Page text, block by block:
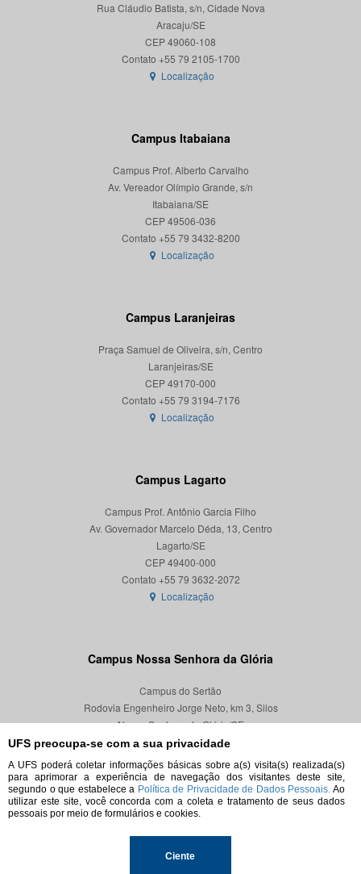
UFS preocupa-se com a sua privacidade
A UFS poderá coletar informações básicas sobre a(s) visita(s) realizada(s)
para aprimorar a experiência de navegação dos visitantes deste site,
segundo o que estabelece a Política de Privacidade de Dados Pessoais. Ao
utilizar este site, você concorda com a coleta e tratamento de seus dados
pessoais por meio de formulários e cookies.
Ciente
Rua Cláudio Batista, s/n, Cidade Nova
Aracaju/SE
CEP 49060-108
Localização
Campus Itabaiana
Campus Prof. Alberto Carvalho
Av. Vereador Olímpio Grande, s/n
Itabaiana/SE
CEP 49506-036
Localização
Campus Laranjeiras
Praça Samuel de Oliveira, s/n, Centro
Laranjeiras/SE
CEP 49170-000
Localização
Campus Lagarto
Campus Prof. Antônio Garcia Filho
Av. Governador Marcelo Déda, 13, Centro
Lagarto/SE
CEP 49400-000
Localização
Campus Nossa Senhora da Glória
Campus do Sertão
Rodovia Engenheiro Jorge Neto, km 3, Silos
Nossa Senhora da Glória/SE
CEP 49680-000
Localização
© 2026. Todos os direitos reservados.